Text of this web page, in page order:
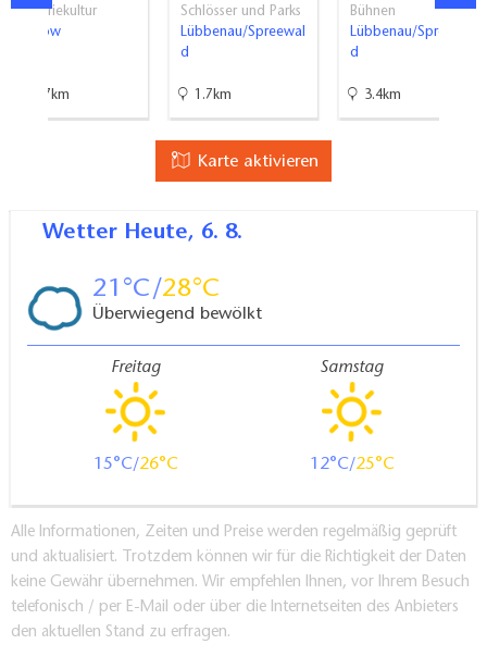
Industriekultur
Welzow
36.7km
Schlösser und Parks
Lübbenau/Spreewal
d
1.7km
Bühnen
Lübbenau/Spreewal
d
3.4km
Karte aktivieren
Wetter Heute, 6. 8.
21 28
Überwiegend bewölkt
Freitag
15 26
Samstag
12 25
Alle Informationen, Zeiten und Preise werden regelmäßig geprüft
und aktualisiert. Trotzdem können wir für die Richtigkeit der Daten
keine Gewähr übernehmen. Wir empfehlen Ihnen, vor Ihrem Besuch
telefonisch / per E-Mail oder über die Internetseiten des Anbieters
den aktuellen Stand zu erfragen.